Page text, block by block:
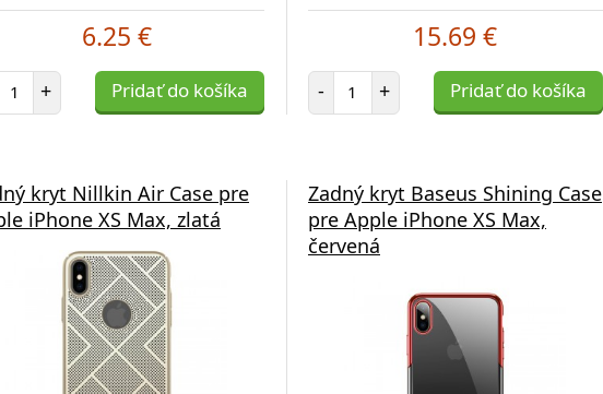
6.25 €
Počet položiek
+ Pridať do košíka
15.69 €
- Počet položiek
+ Pridať do košíka
kryt Nillkin Air Case pre
iPhone XS Max, zlatá
Zadný kryt Baseus Shining Case
pre Apple iPhone XS Max,
červená